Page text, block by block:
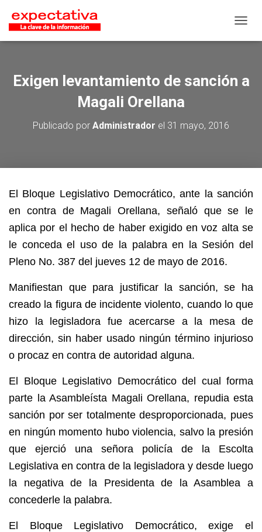
Exigen levantamiento de sanción a
Magali Orellana
Publicado por Administrador el 31 mayo, 2016
El Bloque Legislativo Democrático, ante la sanción
en contra de Magali Orellana, señaló que se le
aplica por el hecho de haber exigido en voz alta se
le conceda el uso de la palabra en la Sesión del
Pleno No. 387 del jueves 12 de mayo de 2016.
Manifiestan que para justificar la sanción, se ha
creado la figura de incidente violento, cuando lo que
hizo la legisladora fue acercarse a la mesa de
dirección, sin haber usado ningún término injurioso
o procaz en contra de autoridad alguna.
El Bloque Legislativo Democrático del cual forma
parte la Asambleísta Magali Orellana, repudia esta
sanción por ser totalmente desproporcionada, pues
en ningún momento hubo violencia, salvo la presión
que ejerció una señora policía de la Escolta
Legislativa en contra de la legisladora y desde luego
la negativa de la Presidenta de la Asamblea a
concederle la palabra.
El Bloque Legislativo Democrático, exige el